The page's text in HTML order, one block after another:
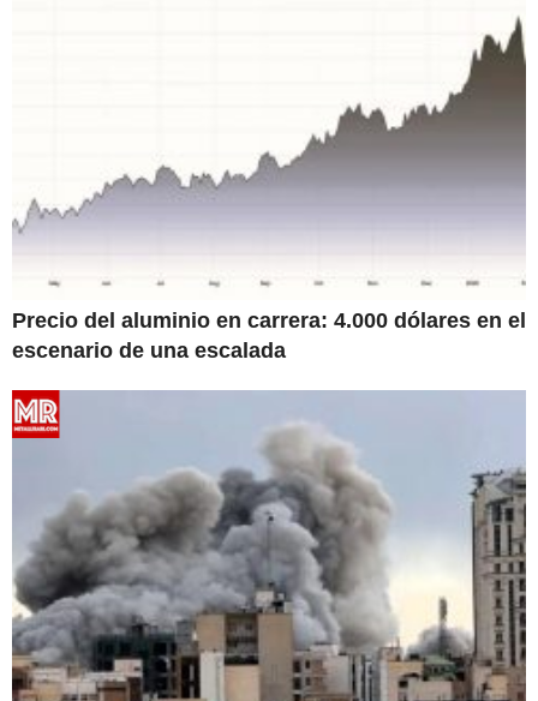
Precio del aluminio en carrera: 4.000 dólares en el
escenario de una escalada